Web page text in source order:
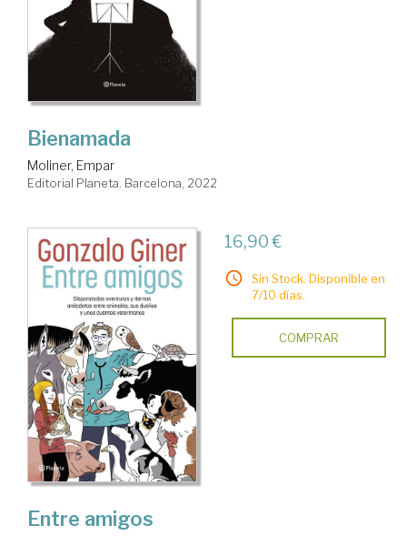
Bienamada
Moliner, Empar
Editorial Planeta. Barcelona, 2022
16,90 €
Sin Stock. Disponible en
7/10 días.
COMPRAR
Entre amigos